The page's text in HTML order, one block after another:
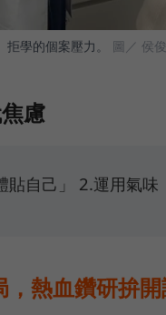
學的個案壓力。 圖／ 侯
慮
貼自己」 2.運用氣
，熱血鑽研拚